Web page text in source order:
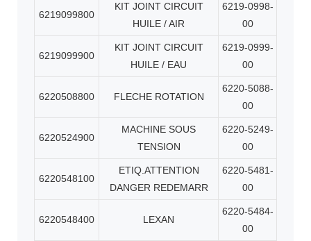
6219099800
KIT JOINT CIRCUIT
HUILE / AIR
6219-0998-
00
6219099900
KIT JOINT CIRCUIT
HUILE / EAU
6219-0999-
00
6220508800 FLECHE ROTATION
6220-5088-
00
6220524900
MACHINE SOUS
TENSION
6220-5249-
00
6220548100
ETIQ.ATTENTION
DANGER REDEMARR
6220-5481-
00
6220548400 LEXAN
6220-5484-
00